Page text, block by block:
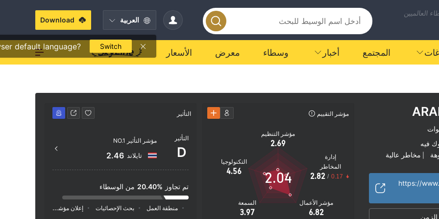
العالميين
العربية
default language? Switch
Download
المجتمع أخبار وسطاء معرض الأسعار
فيه
مخاطر عالية
https://
الزمن
مؤشر التقييم
مؤشر التنظيم
2.69
التكنولوجيا
4.56
السمعة
3.97
مؤشر الأعمال
6.82
إدارة
المخاطر
2.82 / 0.17
2.04
التأثير
التأثير
D
مؤشر التأثير NO.1
تايلاند 2.46
تم تجاوز 20.40% من الوسطاء
منطقة العمل بحث الإحصائيات إعلان مؤشر السوشيال ميديا